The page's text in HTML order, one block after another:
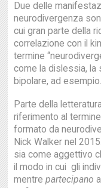
Due delle
neurodivergenza
cui gran parte della
correlazione con il
termine
come la dislessia, la
bipolare, ad esempio.
Parte della
riferimento al
formato da
Nick Walker nel
sia come aggettivo
il modo in cui gli
mentrepartecipano